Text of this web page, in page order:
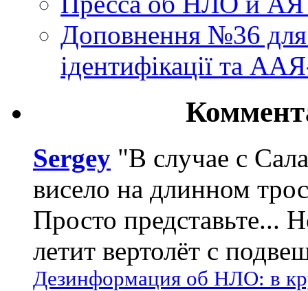
Доповнення №36
ідентифікації та
Sergey "В случае с
висело на длинном
Просто представьте...
летит вертолёт с
Дезинформация об НЛО: в